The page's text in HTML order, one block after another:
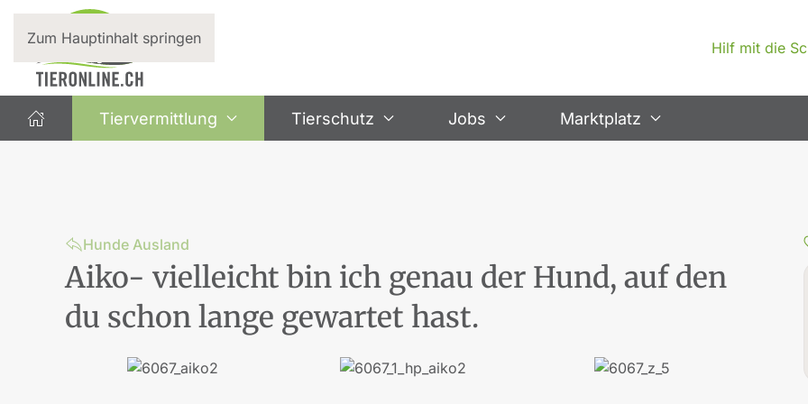
Zum Hauptinhalt springen
Hilf mit die
Tiervermittlung Tierschutz Jobs Marktplatz
Hunde Ausland
Aiko- vielleicht bin ich genau der Hund, auf den
du schon lange gewartet hast.